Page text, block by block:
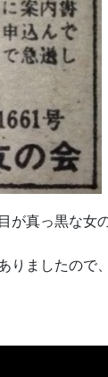
が真っ黒な女
りましたので